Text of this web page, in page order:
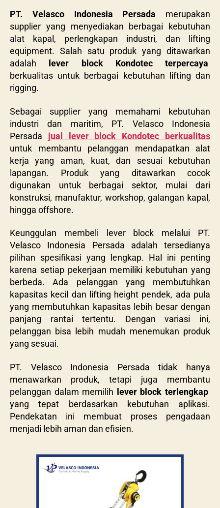
PT. Velasco Indonesia Persada merupakan
supplier yang menyediakan berbagai kebutuhan
alat kapal, perlengkapan industri, dan lifting
equipment. Salah satu produk yang ditawarkan
adalah
lever block Kondotec terpercaya
berkualitas untuk berbagai kebutuhan lifting dan
rigging.
Sebagai supplier yang memahami kebutuhan
industri dan maritim, PT. Velasco Indonesia
Persada jual lever block Kondotec berkualitas
untuk membantu pelanggan mendapatkan alat
kerja yang aman, kuat, dan sesuai kebutuhan
lapangan. Produk yang ditawarkan cocok
digunakan untuk berbagai sektor, mulai dari
konstruksi, manufaktur, workshop, galangan kapal,
hingga offshore.
Keunggulan membeli lever block melalui PT.
Velasco Indonesia Persada adalah tersedianya
pilihan spesifikasi yang lengkap. Hal ini penting
karena setiap pekerjaan memiliki kebutuhan yang
berbeda. Ada pelanggan yang membutuhkan
kapasitas kecil dan lifting height pendek, ada pula
yang membutuhkan kapasitas lebih besar dengan
panjang rantai tertentu. Dengan variasi ini,
pelanggan bisa lebih mudah menemukan produk
yang sesuai.
PT. Velasco Indonesia Persada tidak hanya
menawarkan produk, tetapi juga membantu
pelanggan dalam memilih lever block terlengkap
yang tepat berdasarkan kebutuhan aplikasi.
Pendekatan ini membuat proses pengadaan
menjadi lebih aman dan efisien.